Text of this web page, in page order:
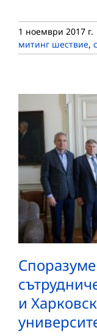
1 ноември 2017 г.
митинг шествие,
и